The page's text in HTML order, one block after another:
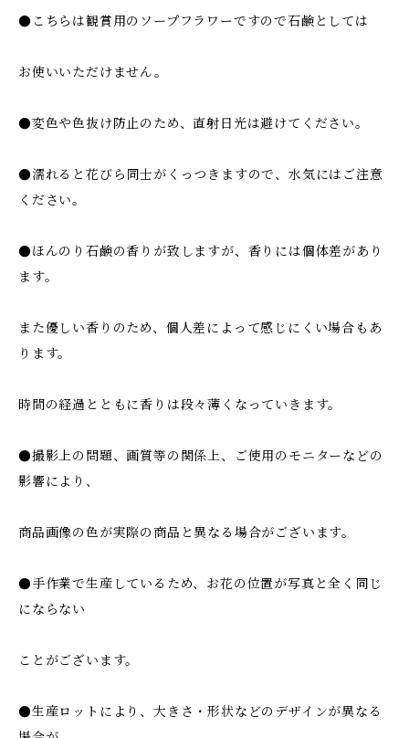
●こちらは観賞用のソープフラワーですので石鹸としては
お使いいただけません。
●変色や色抜け防止のため、直射日光は避けてください。
●濡れると花びら同士がくっつきますので、水気にはご注意
ください。
●ほんのり石鹸の香りが致しますが、香りには個体差があり
ます。
また優しい香りのため、個人差によって感じにくい場合もあ
ります。
時間の経過とともに香りは段々薄くなっていきます。
●撮影上の問題、画質等の関係上、ご使用のモニターなどの
影響により、
商品画像の色が実際の商品と異なる場合がございます。
●手作業で生産しているため、お花の位置が写真と全く同じ
にならない
ことがございます。
●生産ロットにより、大きさ・形状などのデザインが異なる